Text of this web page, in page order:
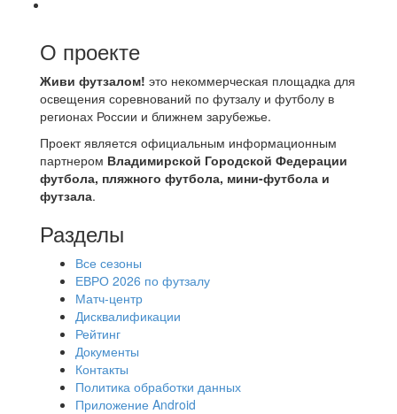
О проекте
Живи футзалом! это некоммерческая площадка для
освещения соревнований по футзалу и футболу в
регионах России и ближнем зарубежье.
Проект является официальным информационным
партнером Владимирской Городской Федерации
футбола, пляжного футбола, мини-футбола и
футзала.
Разделы
Все сезоны
ЕВРО 2026 по футзалу
Матч-центр
Дисквалификации
Рейтинг
Документы
Контакты
Политика обработки данных
Приложение Android